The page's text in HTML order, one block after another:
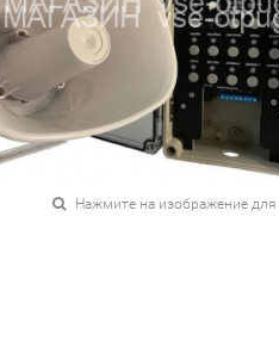
Нажмите на изображение для